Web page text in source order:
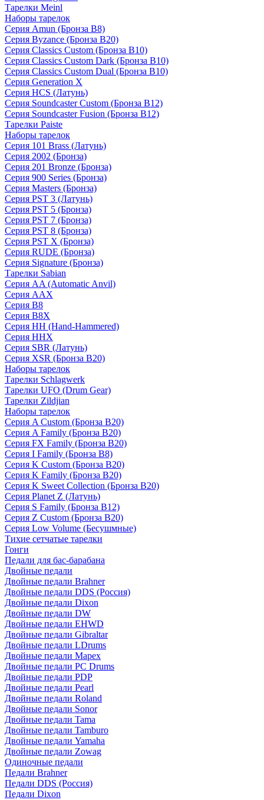
Тарелки Meinl
Наборы тарелок
Серия Amun (Бронза B8)
Серия Byzance (Бронза B20)
Серия Classics Custom (Бронза B10)
Серия Classics Custom Dark (Бронза B10)
Серия Classics Custom Dual (Бронза B10)
Серия Generation X
Серия HCS (Латунь)
Серия Soundcaster Custom (Бронза B12)
Серия Soundcaster Fusion (Бронза B12)
Тарелки Paiste
Наборы тарелок
Серия 101 Brass (Латунь)
Серия 2002 (Бронза)
Серия 201 Bronze (Бронза)
Серия 900 Series (Бронза)
Серия Masters (Бронза)
Серия PST 3 (Латунь)
Серия PST 5 (Бронза)
Серия PST 7 (Бронза)
Серия PST 8 (Бронза)
Серия PST X (Бронза)
Серия RUDE (Бронза)
Серия Signature (Бронза)
Тарелки Sabian
Серия AA (Automatic Anvil)
Серия AAX
Серия B8
Серия B8X
Серия HH (Hand-Hammered)
Серия HHX
Серия SBR (Латунь)
Серия XSR (Бронза B20)
Наборы тарелок
Тарелки Schlagwerk
Тарелки UFO (Drum Gear)
Тарелки Zildjian
Наборы тарелок
Серия A Custom (Бронза B20)
Серия A Family (Бронза B20)
Серия FX Family (Бронза B20)
Серия I Family (Бронза B8)
Серия K Custom (Бронза B20)
Серия K Family (Бронза B20)
Серия K Sweet Collection (Бронза B20)
Серия Planet Z (Латунь)
Серия S Family (Бронза B12)
Серия Z Custom (Бронза B20)
Серия Low Volume (Бесушмные)
Тихие сетчатые тарелки
Гонги
Педали для бас-барабана
Двойные педали
Двойные педали Brahner
Двойные педали DDS (Россия)
Двойные педали Dixon
Двойные педали DW
Двойные педали EHWD
Двойные педали Gibraltar
Двойные педали LDrums
Двойные педали Mapex
Двойные педали PC Drums
Двойные педали PDP
Двойные педали Pearl
Двойные педали Roland
Двойные педали Sonor
Двойные педали Tama
Двойные педали Tamburo
Двойные педали Yamaha
Двойные педали Zowag
Одиночные педали
Педали Brahner
Педали DDS (Россия)
Педали Dixon